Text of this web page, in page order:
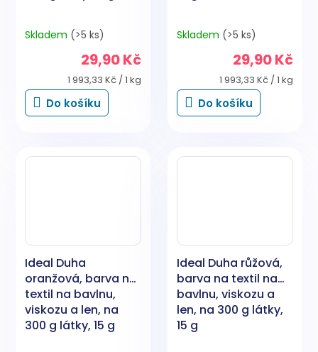
Skladem (>5 ks)
29,90 Kč
Měrná
cena:
1 993,33 Kč / 1 kg
Do košíku
Skladem (>5 ks)
29,90 Kč
Měrná
cena:
1 993,33 Kč / 1 kg
Do košíku
Ideal Duha
oranžová, barva na
textil na bavlnu,
viskozu a len, na
300 g látky, 15 g
Ideal Duha růžová,
barva na textil na
bavlnu, viskozu a
len, na 300 g látky,
15 g